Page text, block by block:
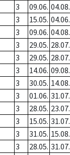
3 09.06. 04.08.
3 15.05. 04.06.
3 09.06. 04.08.
3 29.05. 28.07.
3 29.05. 28.07.
3 14.06. 09.08.
3 30.05. 14.08.
3 01.06. 31.07.
3 28.05. 23.07.
3 15.05. 31.07.
3 31.05. 15.08.
3 28.05. 31.07.